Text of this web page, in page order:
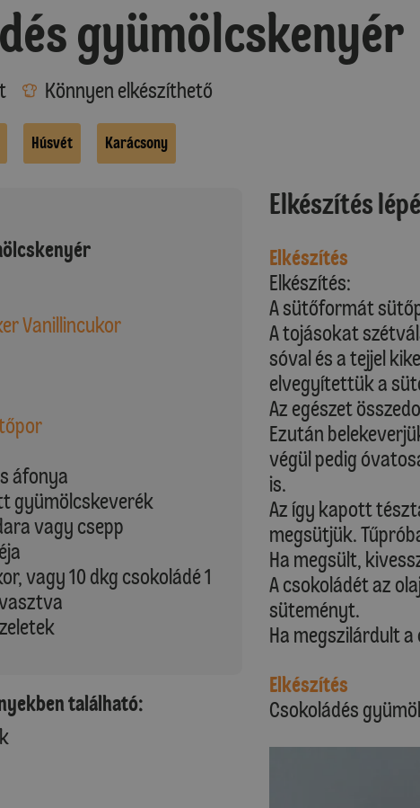
gyümölcskenyér
Könnyen elkészíthető
Húsvét Karácsony
Vanillincukor
áfonya
gyümölcskeverék
vagy csepp
vagy 10 dkg csokoládé 1
található:
Elkészítés
Elkészítés
Elkészítés:
A sütőformát
A tojásokat
sóval és a tejjel
elvegyítettük a
Az egészet
Ezután
végül pedig
is.
Az így kapott
megsütjük.
Ha megsült,
A csokoládét az
süteményt.
Ha megszilárdult
Elkészítés
Csokoládés